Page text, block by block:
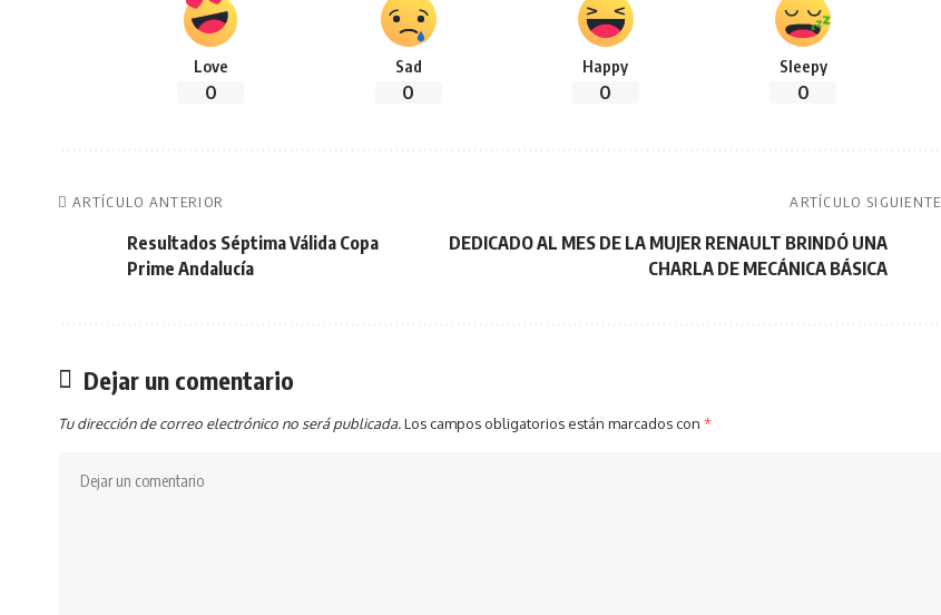
Love
0
Sad
0
Happy
0
Sleepy
0
ARTÍCULO ANTERIOR
Resultados Séptima Válida Copa
Prime Andalucía
ARTÍCULO SIGUIENTE
DEDICADO AL MES DE LA MUJER RENAULT BRINDÓ UNA
CHARLA DE MECÁNICA BÁSICA
Dejar un comentario
Tu dirección de correo electrónico no será publicada.Los campos obligatorios están marcados con *